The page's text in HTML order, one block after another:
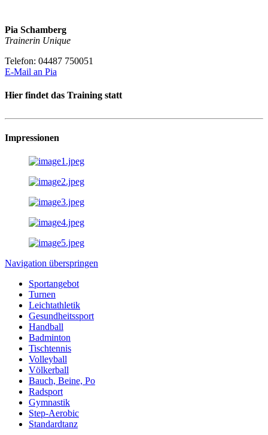
Pia Schamberg
Trainerin Unique
Telefon: 04487 750051
E-Mail an Pia
Hier findet das Training statt
Impressionen
Navigation überspringen
Sportangebot
Turnen
Leichtathletik
Gesundheitssport
Handball
Badminton
Tischtennis
Volleyball
Völkerball
Bauch, Beine, Po
Radsport
Gymnastik
Step-Aerobic
Standardtanz